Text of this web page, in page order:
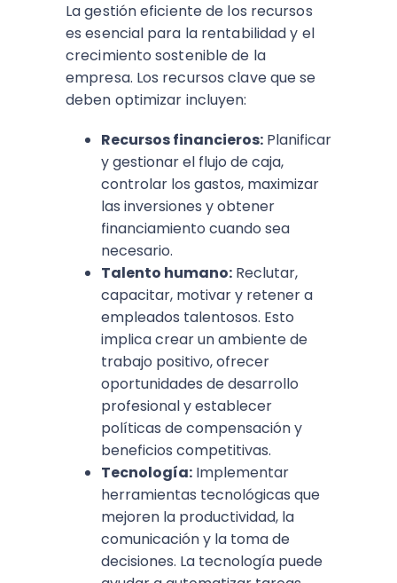
La gestión eficiente de los recursos
es esencial para la rentabilidad y el
crecimiento sostenible de la
empresa. Los recursos clave que se
deben optimizar incluyen:
Recursos financieros: Planificar
y gestionar el flujo de caja,
controlar los gastos, maximizar
las inversiones y obtener
financiamiento cuando sea
necesario.
Talento humano: Reclutar,
capacitar, motivar y retener a
empleados talentosos. Esto
implica crear un ambiente de
trabajo positivo, ofrecer
oportunidades de desarrollo
profesional y establecer
políticas de compensación y
beneficios competitivas.
Tecnología: Implementar
herramientas tecnológicas que
mejoren la productividad, la
comunicación y la toma de
decisiones. La tecnología puede